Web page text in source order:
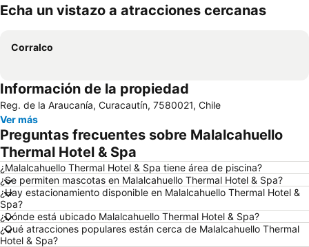
Echa un vistazo a atracciones cercanas
Corralco
Información de la propiedad
Reg. de la Araucanía, Curacautín, 7580021, Chile
Ver más
Preguntas frecuentes sobre Malalcahuello
Thermal Hotel & Spa
¿Malalcahuello Thermal Hotel & Spa tiene área de piscina?
¿Se permiten mascotas en Malalcahuello Thermal Hotel & Spa?
¿Hay estacionamiento disponible en Malalcahuello Thermal Hotel &
Spa?
¿Dónde está ubicado Malalcahuello Thermal Hotel & Spa?
¿Qué atracciones populares están cerca de Malalcahuello Thermal
Hotel & Spa?